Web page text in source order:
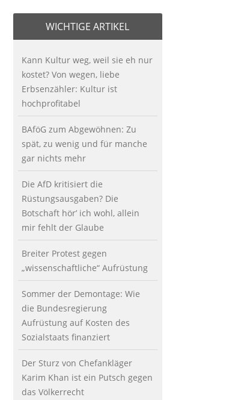
WICHTIGE ARTIKEL
Kann Kultur weg, weil sie eh nur
kostet? Von wegen, liebe
Erbsenzähler: Kultur ist
hochprofitabel
BAföG zum Abgewöhnen: Zu
spät, zu wenig und für manche
gar nichts mehr
Die AfD kritisiert die
Rüstungsausgaben? Die
Botschaft hör’ ich wohl, allein
mir fehlt der Glaube
Breiter Protest gegen
„wissenschaftliche“ Aufrüstung
Sommer der Demontage: Wie
die Bundesregierung
Aufrüstung auf Kosten des
Sozialstaats finanziert
Der Sturz von Chefankläger
Karim Khan ist ein Putsch gegen
das Völkerrecht